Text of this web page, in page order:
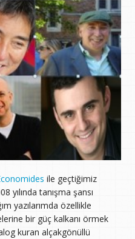
ile geçtiğimiz
yılında tanışma şansı
yazılarımda özellikle
bir güç kalkanı örmek
kuran alçakgönüllü